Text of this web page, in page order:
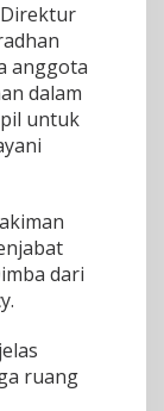
anggota
dalam
untuk
dari
ruang